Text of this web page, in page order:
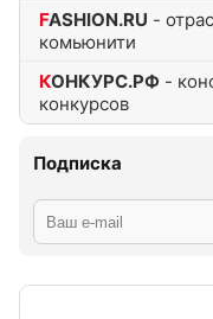
FASHION.RU -
комьюнити
КОНКУРС.РФ -
конкурсов
Подписка